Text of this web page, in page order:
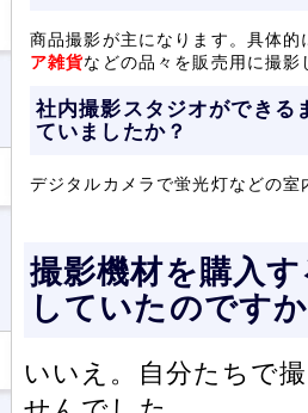
商品撮影が主になります。具体的
ア雑貨などの品々を販売用に撮影
社内撮影スタジオができる
ていましたか？
デジタルカメラで蛍光灯などの
撮影機材を購入
していたのです
いいえ。自分たちで